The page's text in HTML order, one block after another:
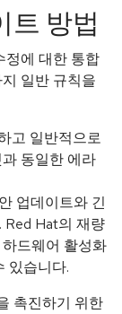
트 방법
정에 대한 통합
일반 규칙을
고 일반적으로
동일한 에라
업데이트와 긴
Red Hat의 재량
드웨어 활성화
있습니다.
촉진하기 위한